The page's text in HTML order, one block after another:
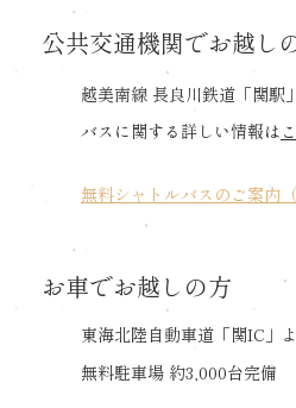
公共交通機関でお越し
越美南線 長良川鉄道「関駅
バスに関する詳しい情報は
無料シャトルバスのご案内（
​お車でお越しの方
東海北陸自動車道「関IC」
無料駐車場 約3,000台完備